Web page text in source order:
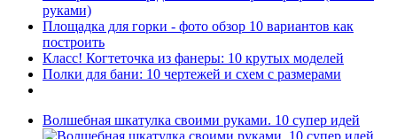
руками)
Площадка для горки - фото обзор 10 вариантов как
построить
Класс! Когтеточка из фанеры: 10 крутых моделей
Полки для бани: 10 чертежей и схем с размерами
Волшебная шкатулка своими руками. 10 супер идей